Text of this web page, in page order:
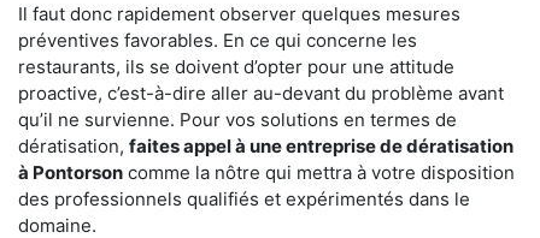
Il faut donc rapidement observer quelques mesures
préventives favorables. En ce qui concerne les
restaurants, ils se doivent d’opter pour une attitude
proactive, c’est-à-dire aller au-devant du problème avant
qu’il ne survienne. Pour vos solutions en termes de
dératisation, faites appel à une entreprise de dératisation
à Pontorson comme la nôtre qui mettra à votre disposition
des professionnels qualifiés et expérimentés dans le
domaine.